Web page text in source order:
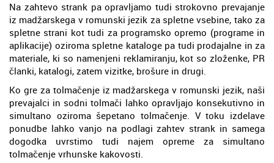
Na zahtevo strank pa opravljamo tudi strokovno prevajanje
iz madžarskega v romunski jezik za spletne vsebine, tako za
spletne strani kot tudi za programsko opremo (programe in
aplikacije) oziroma spletne kataloge pa tudi prodajalne in za
materiale, ki so namenjeni reklamiranju, kot so zloženke, PR
članki, katalogi, zatem vizitke, brošure in drugi.
Ko gre za tolmačenje iz madžarskega v romunski jezik, naši
prevajalci in sodni tolmači lahko opravljajo konsekutivno in
simultano oziroma šepetano tolmačenje. V toku izdelave
ponudbe lahko vanjo na podlagi zahtev strank in samega
dogodka uvrstimo tudi najem opreme za simultano
tolmačenje vrhunske kakovosti.